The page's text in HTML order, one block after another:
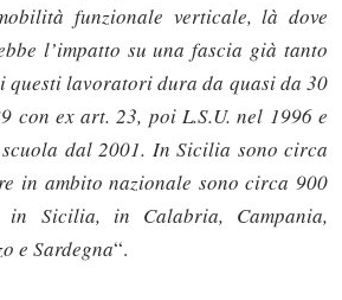
funzionale verticale, là dove
l’impatto su una fascia già tanto
lavoratori dura da quasi da 30
con ex art. 23, poi L.S.U. nel 1996 e
dal 2001. In Sicilia sono circa
in ambito nazionale sono circa 900
in Sicilia, in Calabria, Campania,
e Sardegna“.
registrati possono